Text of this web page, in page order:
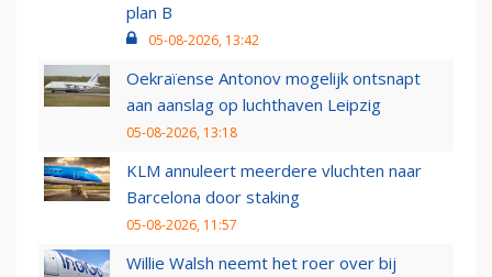
plan B
05-08-2026, 13:42
Oekraïense Antonov mogelijk ontsnapt
aan aanslag op luchthaven Leipzig
05-08-2026, 13:18
KLM annuleert meerdere vluchten naar
Barcelona door staking
05-08-2026, 11:57
Willie Walsh neemt het roer over bij